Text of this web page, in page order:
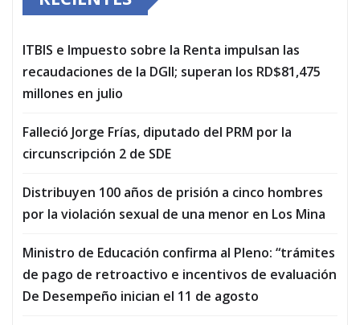
ITBIS e Impuesto sobre la Renta impulsan las
recaudaciones de la DGII; superan los RD$81,475
millones en julio
Falleció Jorge Frías, diputado del PRM por la
circunscripción 2 de SDE
Distribuyen 100 años de prisión a cinco hombres
por la violación sexual de una menor en Los Mina
Ministro de Educación confirma al Pleno: “trámites
de pago de retroactivo e incentivos de evaluación
De Desempeño inician el 11 de agosto